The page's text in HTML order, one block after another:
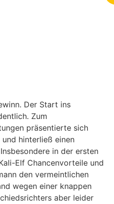
Der Start ins
Zum
präsentierte sich
und hinterließ einen
in der ersten
Elf Chancenvorteile und
den vermeintlichen
wegen einer knappen
aber leider